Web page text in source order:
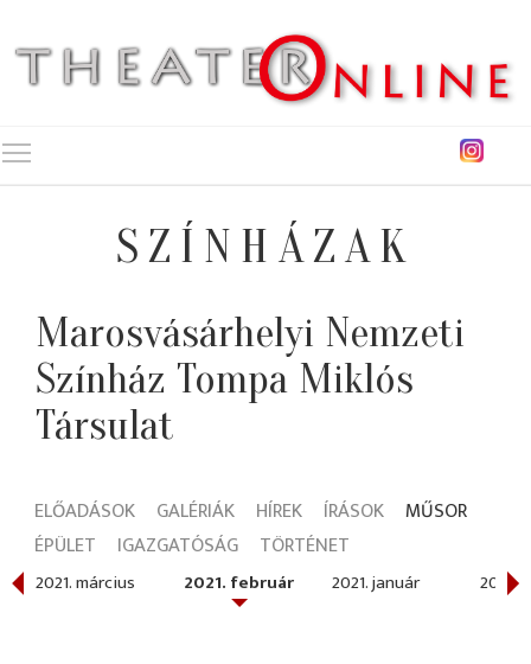
SZÍNHÁZAK
Marosvásárhelyi Nemzeti
Színház Tompa Miklós
Társulat
ELŐADÁSOK GALÉRIÁK HÍREK ÍRÁSOK
MŰSOR
ÉPÜLET
IGAZGATÓSÁG TÖRTÉNET
2021. március 2021. február 2021. január 2020.